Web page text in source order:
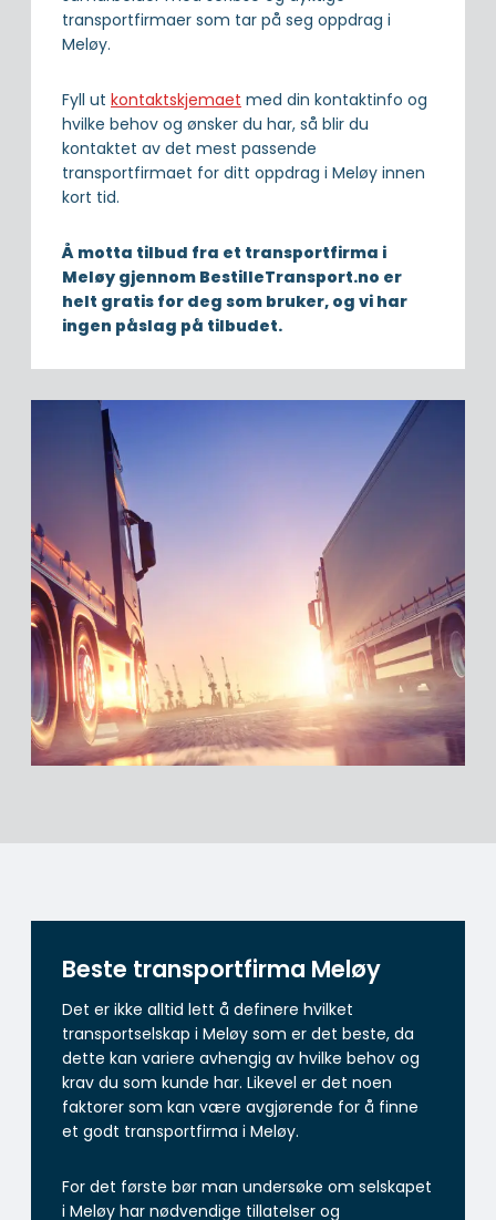
transportfirmaer som tar på seg oppdrag i
Meløy.
Fyll ut kontaktskjemaet med din kontaktinfo og
hvilke behov og ønsker du har, så blir du
kontaktet av det mest passende
transportfirmaet for ditt oppdrag i Meløy innen
kort tid.
Å motta tilbud fra et transportfirma i
Meløy gjennom BestilleTransport.no er
helt gratis for deg som bruker, og vi har
ingen påslag på tilbudet.
Beste transportfirma Meløy
Det er ikke alltid lett å definere hvilket
transportselskap i Meløy som er det beste, da
dette kan variere avhengig av hvilke behov og
krav du som kunde har. Likevel er det noen
faktorer som kan være avgjørende for å finne
et godt transportfirma i Meløy.
For det første bør man undersøke om selskapet
i Meløy har nødvendige tillatelser og